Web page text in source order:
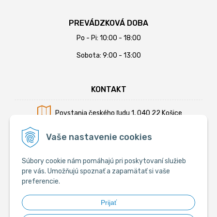
Vaše nastavenie cookies
Súbory cookie nám pomáhajú pri poskytovaní služieb
pre vás. Umožňujú spoznať a zapamätať si vaše
preferencie.
Prijať
PREVÁDZKOVÁ DOBA
Po - Pi: 10:00 - 18:00
Sobota: 9:00 - 13:00
KONTAKT
Povstania českého ľudu 1, 040 22 Košice
Mobil:+421 902 794 355
E-mail:info@krmiva.sk